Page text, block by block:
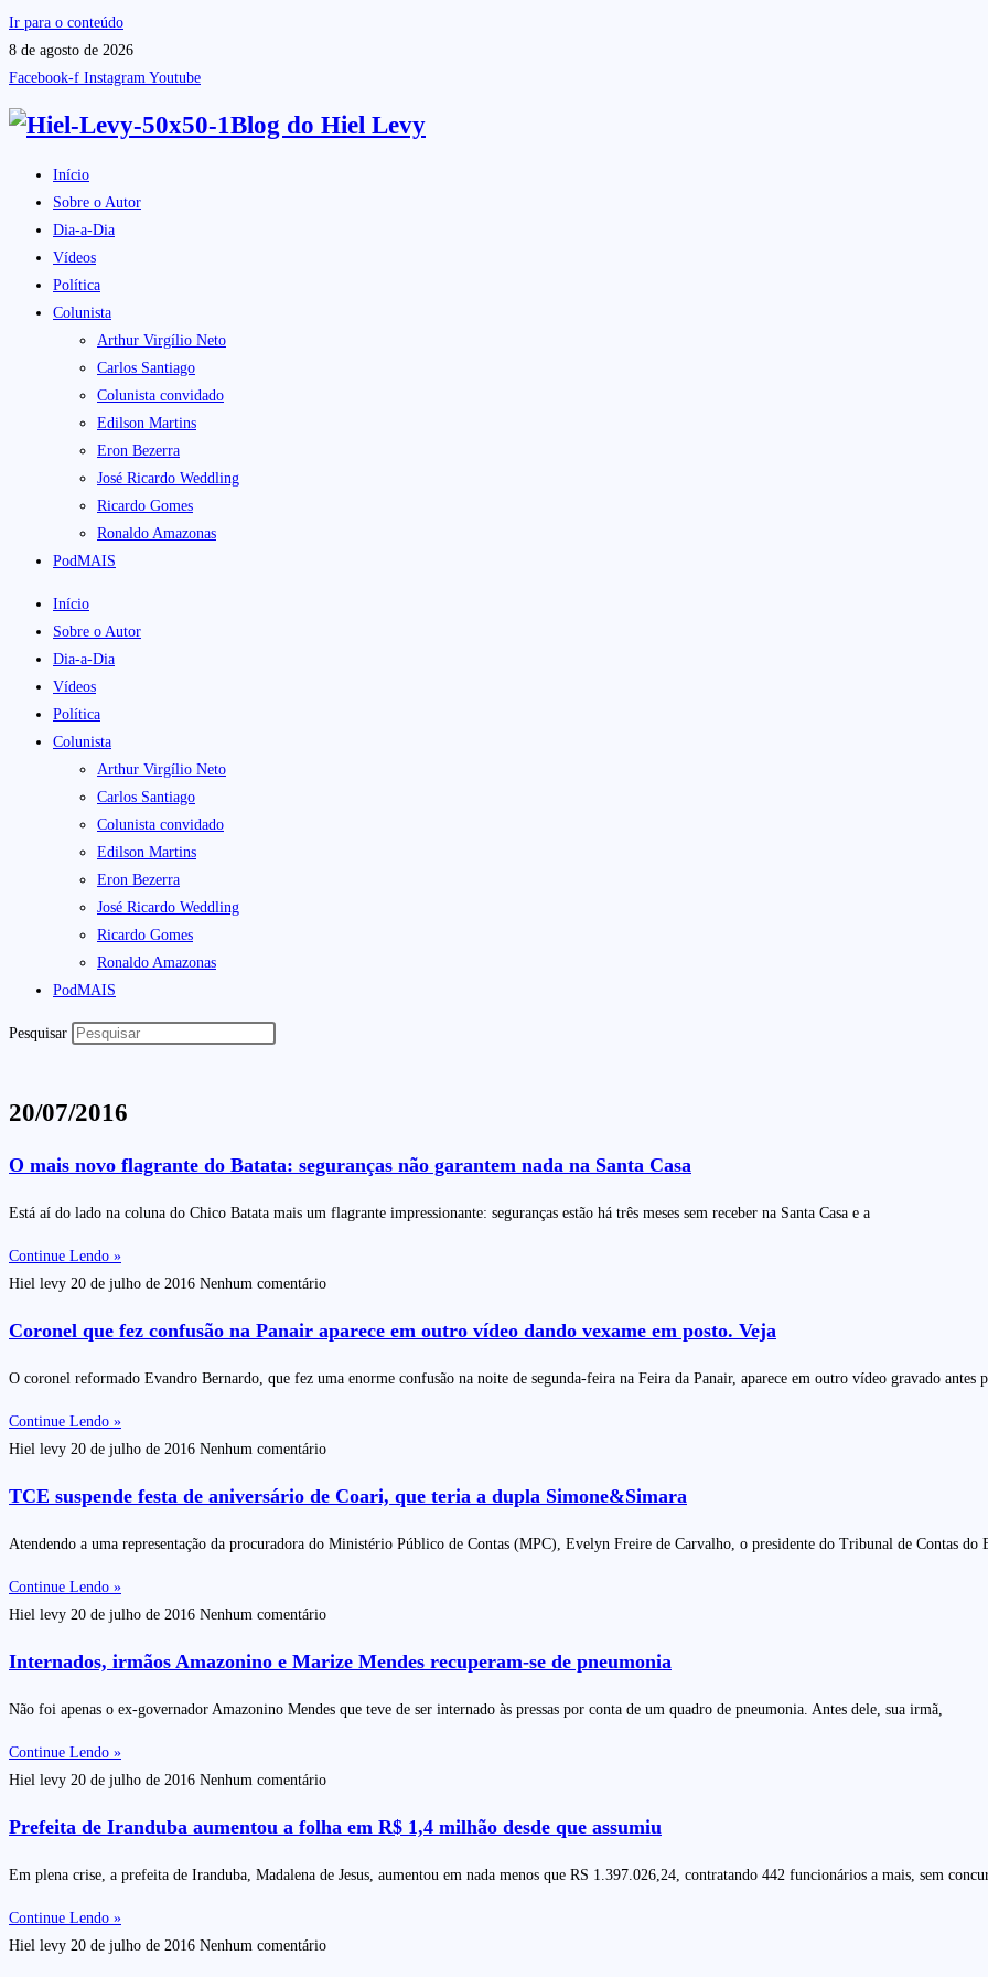
Ir para o conteúdo
8 de agosto de 2026
Facebook-f Instagram Youtube
Blog do Hiel Levy
Início
Sobre o Autor
Dia-a-Dia
Vídeos
Política
Colunista
Arthur Virgílio Neto
Carlos Santiago
Colunista convidado
Edilson Martins
Eron Bezerra
José Ricardo Weddling
Ricardo Gomes
Ronaldo Amazonas
PodMAIS
Início
Sobre o Autor
Dia-a-Dia
Vídeos
Política
Colunista
Arthur Virgílio Neto
Carlos Santiago
Colunista convidado
Edilson Martins
Eron Bezerra
José Ricardo Weddling
Ricardo Gomes
Ronaldo Amazonas
PodMAIS
Pesquisar
20/07/2016
O mais novo flagrante do Batata: seguranças não garantem nada na Santa Casa
Está aí do lado na coluna do Chico Batata mais um flagrante impressionante: seguranças estão há três meses sem receber na Santa Casa e a
Continue Lendo »
Hiel levy 20 de julho de 2016 Nenhum comentário
Coronel que fez confusão na Panair aparece em outro vídeo dando vexame em posto. Veja
O coronel reformado Evandro Bernardo, que fez uma enorme confusão na noite de segunda-feira na Feira da Panair, aparece em outro vídeo gravado antes
Continue Lendo »
Hiel levy 20 de julho de 2016 Nenhum comentário
TCE suspende festa de aniversário de Coari, que teria a dupla Simone&Simara
Atendendo a uma representação da procuradora do Ministério Público de Contas (MPC), Evelyn Freire de Carvalho, o presidente do Tribunal de Contas do
Continue Lendo »
Hiel levy 20 de julho de 2016 Nenhum comentário
Internados, irmãos Amazonino e Marize Mendes recuperam-se de pneumonia
Não foi apenas o ex-governador Amazonino Mendes que teve de ser internado às pressas por conta de um quadro de pneumonia. Antes dele, sua irmã,
Continue Lendo »
Hiel levy 20 de julho de 2016 Nenhum comentário
Prefeita de Iranduba aumentou a folha em R$ 1,4 milhão desde que assumiu
Em plena crise, a prefeita de Iranduba, Madalena de Jesus, aumentou em nada menos que RS 1.397.026,24, contratando 442 funcionários a mais, sem
Continue Lendo »
Hiel levy 20 de julho de 2016 Nenhum comentário